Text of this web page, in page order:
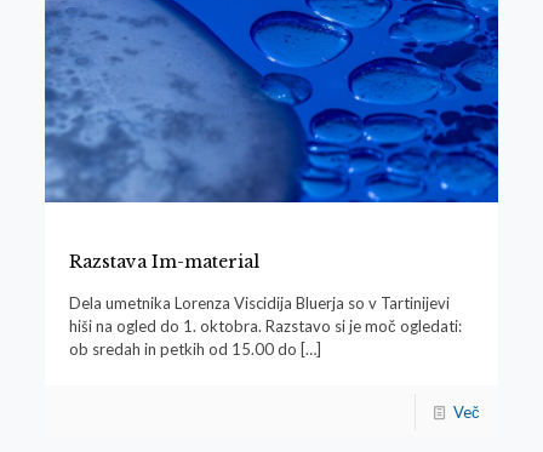
Razstava Im-material
Dela umetnika Lorenza Viscidija Bluerja so v Tartinijevi
hiši na ogled do 1. oktobra. Razstavo si je moč ogledati:
ob sredah in petkih od 15.00 do […]
Več